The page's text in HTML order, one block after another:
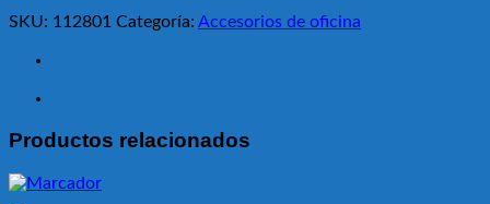
SKU: 112801 Categoría: Accesorios de oficina
Productos relacionados